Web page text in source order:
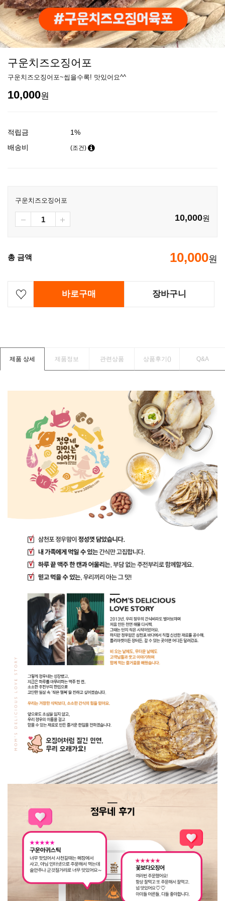
구운치즈오징어포
구운치즈오징어포~씹을수록! 맛있어요^^
10,000원
적립금
1%
배송비
(조건)
구운치즈오징어포
10,000원
총 금액 10,000원
바로구매 장바구니
제품 상세 제품정보 관련상품 상품후기() Q&A